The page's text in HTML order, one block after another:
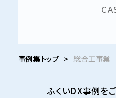
事例集トップ > 総合工事業
ふくいDX事例を